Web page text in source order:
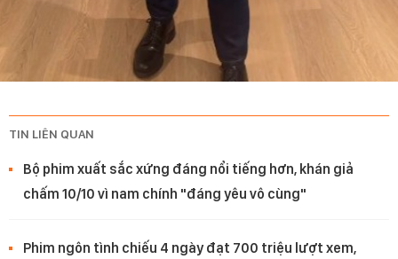
TIN LIÊN QUAN
Bộ phim xuất sắc xứng đáng nổi tiếng hơn, khán giả
chấm 10/10 vì nam chính "đáng yêu vô cùng"
Phim ngôn tình chiếu 4 ngày đạt 700 triệu lượt xem,